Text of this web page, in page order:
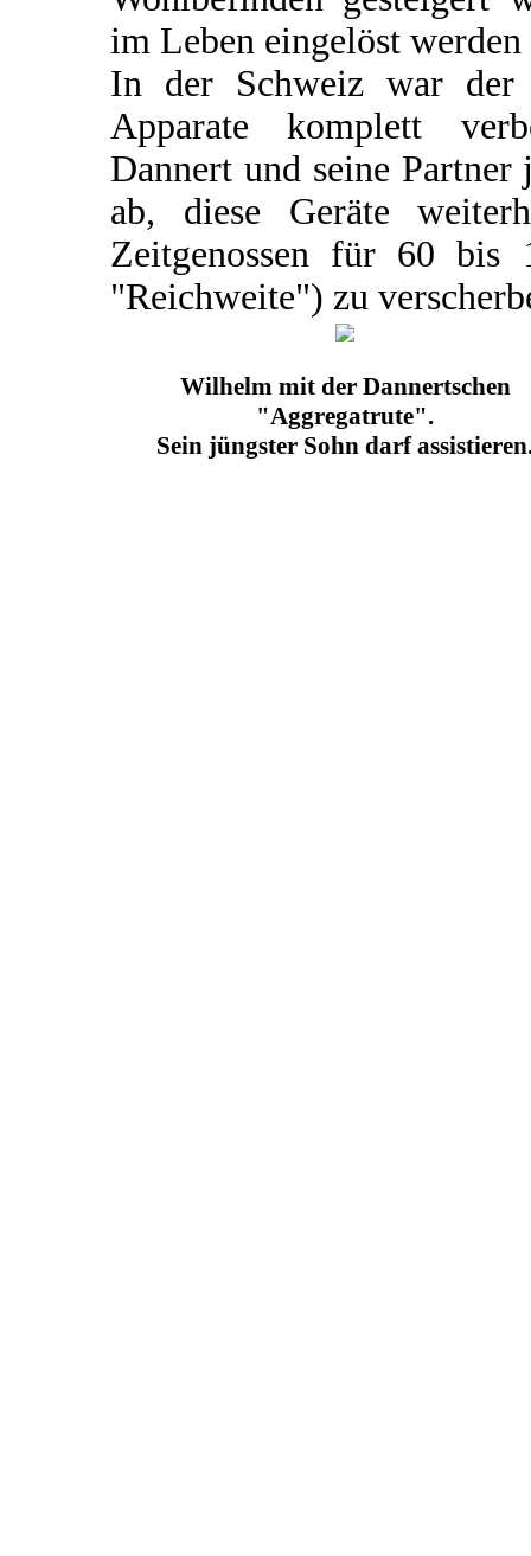
im Leben eingelöst werden
In der Schweiz war der
Apparate komplett
Dannert und seine
ab, diese Geräte
Zeitgenossen für 60
"Reichweite") zu
Wilhelm mit der Dannertschen
"Aggregatrute".
Sein jüngster Sohn darf